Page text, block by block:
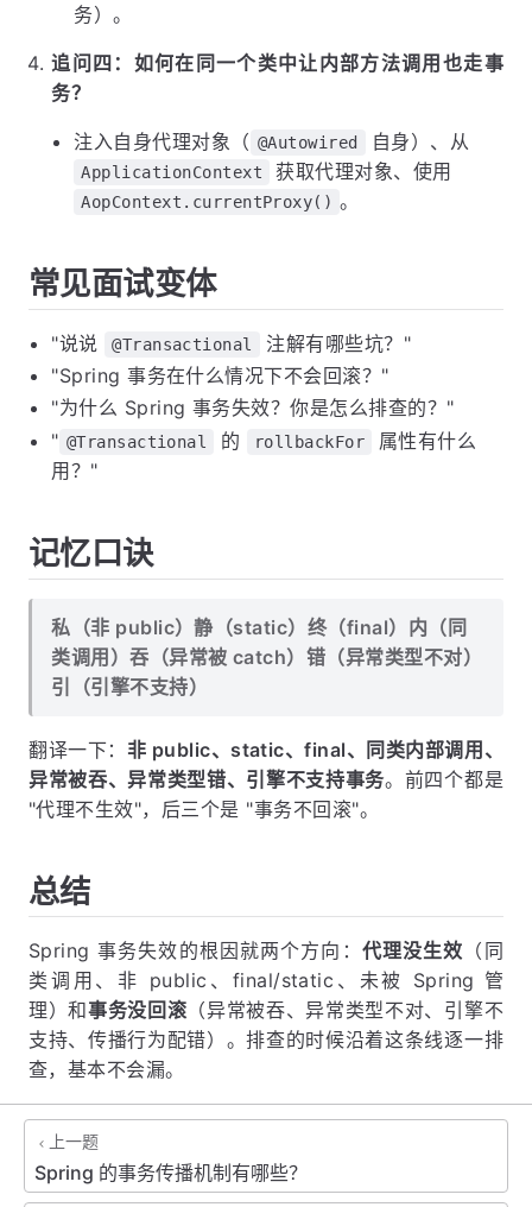
务）。
追问四：如何在同一个类中让内部方法调用也走事
务？
注入自身代理对象（ @Autowired 自身）、从
ApplicationContext 获取代理对象、使用
AopContext.currentProxy() 。
常见面试变体
"说说 @Transactional
注解有哪些坑？"
"Spring 事务在什么情况下不会回滚？"
"为什么 Spring 事务失效？你是怎么排查的？"
" @Transactional 的 rollbackFor
属性有什么
用？"
记忆口诀
私（非 public）静（static）终（final）内（同
类调用）吞（异常被 catch）错（异常类型不对）
引（引擎不支持）
翻译一下： 非 public、static、final、同类内部调用、
异常被吞、异常类型错、引擎不支持事务。前四个都是
"代理不生效"，后三个是 "事务不回滚"。
总结
Spring 事务失效的根因就两个方向： 代理没生效 （同
类调用、非 public、final/static、未被 Spring 管
理）和事务没回滚 （异常被吞、异常类型不对、引擎不
支持、传播行为配错）。排查的时候沿着这条线逐一排
查，基本不会漏。
上一题
Spring 的事务传播机制有哪些？